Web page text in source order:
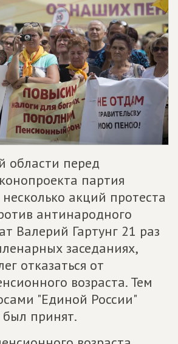
области перед
партия
акций протеста
антинародного
Валерий Гартунг 21 раз
заседаниях,
отказаться от
возраста. Тем
"Единой России"
был принят.